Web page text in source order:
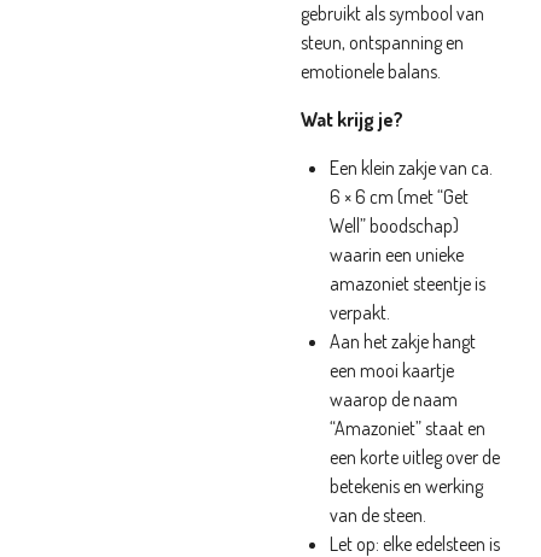
gebruikt als symbool van
steun, ontspanning en
emotionele balans.
Wat krijg je?
Een klein zakje van ca.
6 × 6 cm (met “Get
Well” boodschap)
waarin een unieke
amazoniet steentje is
verpakt.
Aan het zakje hangt
een mooi kaartje
waarop de naam
“Amazoniet” staat en
een korte uitleg over de
betekenis en werking
van de steen.
Let op: elke edelsteen is